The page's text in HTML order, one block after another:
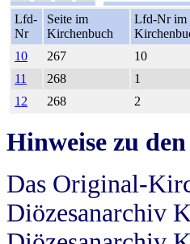
Lfd-
Nr
Seite im
Kirchenbuch
Lfd-Nr im
10
267 10
11
268 1
12
268 2
Hinweise zu
Das Original-
Diözesanarchiv